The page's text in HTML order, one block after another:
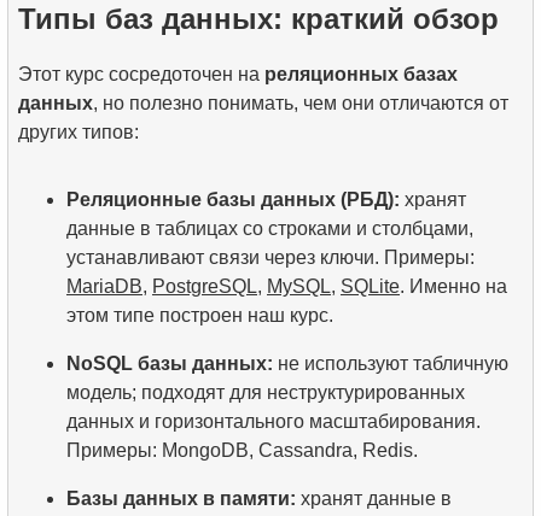
Типы баз данных: краткий обзор
Этот курс сосредоточен на реляционных базах
данных, но полезно понимать, чем они отличаются от
других типов:
Реляционные базы данных (РБД): хранят
данные в таблицах со строками и столбцами,
устанавливают связи через ключи. Примеры:
MariaDB, PostgreSQL, MySQL, SQLite. Именно на
этом типе построен наш курс.
NoSQL базы данных: не используют табличную
модель; подходят для неструктурированных
данных и горизонтального масштабирования.
Примеры: MongoDB, Cassandra, Redis.
Базы данных в памяти: хранят данные в